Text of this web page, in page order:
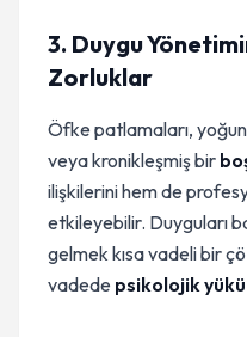
3. Duygu
Zorluklar
Öfke patlamaları,
veya kronikleşmiş bir
ilişkilerini hem de
etkileyebilir. Duyguları
gelmek kısa vadeli bir
vadede psikolojik